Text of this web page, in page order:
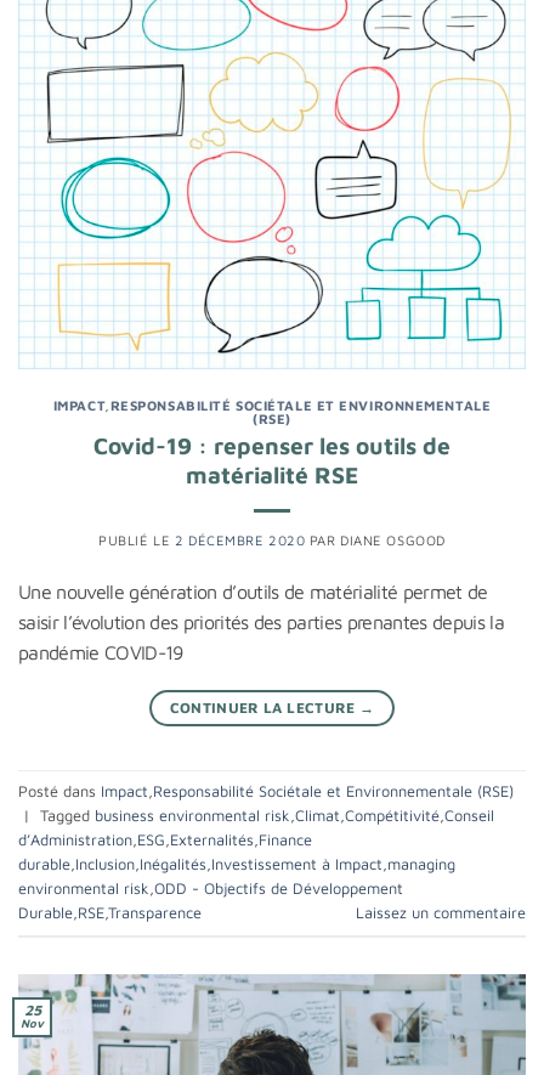
IMPACT, RESPONSABILITÉ SOCIÉTALE ET ENVIRONNEMENTALE
(RSE)
Covid-19 : repenser les outils de
matérialité RSE
PUBLIÉ LE 2 DÉCEMBRE 2020 PAR DIANE OSGOOD
Une nouvelle génération d’outils de matérialité permet de
saisir l’évolution des priorités des parties prenantes depuis la
pandémie COVID-19
CONTINUER LA LECTURE →
Posté dans Impact Responsabilité Sociétale et Environnementale (RSE)
|
Tagged business environmental risk Climat Compétitivité Conseil
d’Administration ESG Externalités Finance
durable Inclusion Inégalités Investissement à Impact managing
environmental risk ODD - Objectifs de Développement
Durable RSE Transparence Laissez un commentaire
25
Nov